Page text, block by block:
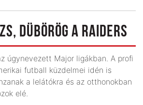
DÜBÖRÖG A RAIDERS
úgynevezett Major ligákban. A profi
futball küzdelmei idén is
a lelátókra és az otthonokban
elé.